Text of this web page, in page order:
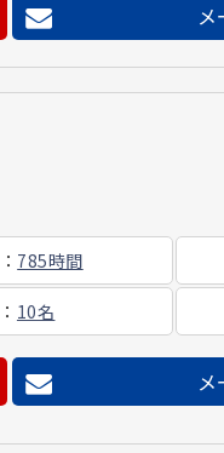
： 785時間
： 10名